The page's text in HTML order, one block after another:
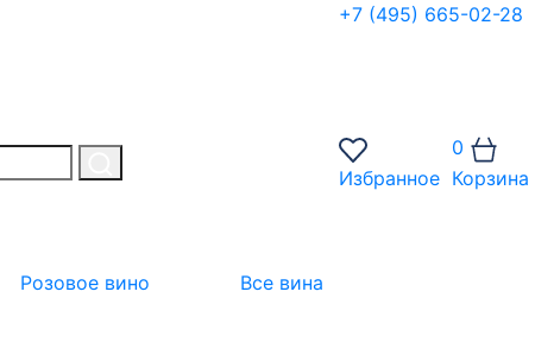
+7 (495) 665-02-28
Избранное
0
Корзина
Розовое вино Все вина